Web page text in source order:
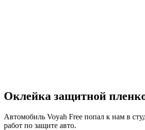
Оклейка защитной
Автомобиль Voyah Free попал к нам в
работ по защите авто.